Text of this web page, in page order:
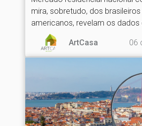
mira, sobretudo, dos
americanos, revelam os dados
ArtCasa 06